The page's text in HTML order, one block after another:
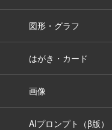
図形・グラフ
はがき・カード
画像
AIプロンプト（β版）